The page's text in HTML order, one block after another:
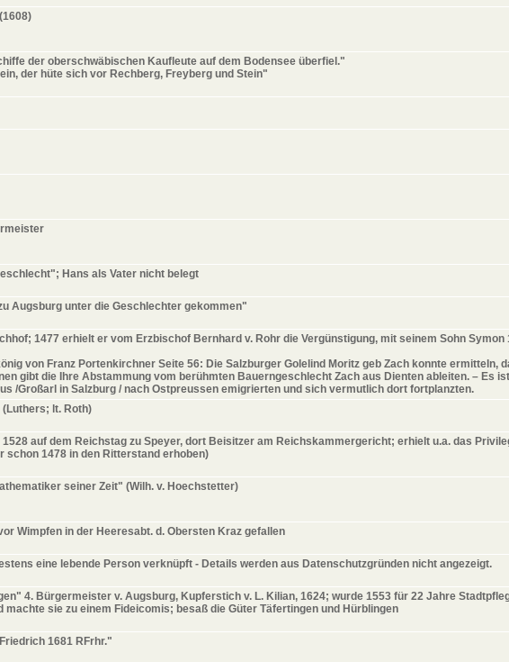
der oberschwäbischen Kaufleute auf dem Bodensee überfiel."
der hüte sich vor Rechberg, Freyberg und Stein"
Hans als Vater nicht belegt
Augsburg unter die Geschlechter gekommen"
1477 erhielt er vom Erzbischof Bernhard v. Rohr die Vergünstigung, mit seinem Sohn Symon
von Franz Portenkirchner Seite 56: Die Salzburger Golelind Moritz geb Zach konnte ermitteln,
gibt die Ihre Abstammung vom berühmten Bauerngeschlecht Zach aus Dienten ableiten. – Es
/Großarl in Salzburg / nach Ostpreussen emigrierten und sich vermutlich dort fortplanzten.
lt. Roth)
auf dem Reichstag zu Speyer, dort Beisitzer am Reichskammergericht; erhielt u.a. das
schon 1478 in den Ritterstand erhoben)
seiner Zeit" (Wilh. v. Hoechstetter)
Wimpfen in der Heeresabt. d. Obersten Kraz gefallen
eine lebende Person verknüpft - Details werden aus Datenschutzgründen nicht angezeigt.
4. Bürgermeister v. Augsburg, Kupferstich v. L. Kilian, 1624; wurde 1553 für 22 Jahre
machte sie zu einem Fideicomis; besaß die Güter Täfertingen und Hürblingen
1681 RFrhr."